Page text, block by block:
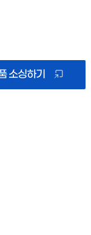
소싱하기